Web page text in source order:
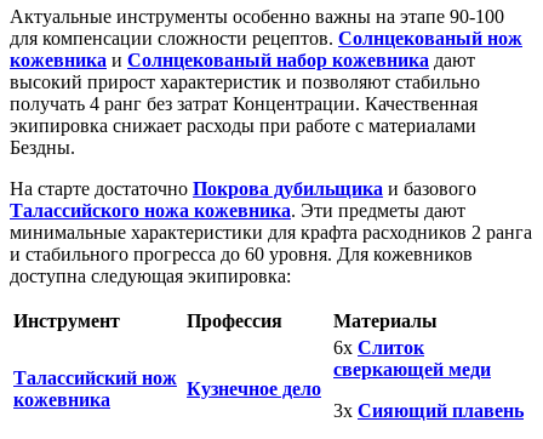
Актуальные инструменты особенно важны на этапе 90-100
для компенсации сложности рецептов. Солнцекованый нож
кожевника и Солнцекованый набор кожевника дают
высокий прирост характеристик и позволяют стабильно
получать 4 ранг без затрат Концентрации. Качественная
экипировка снижает расходы при работе с материалами
Бездны.
На старте достаточно Покрова дубильщика и базового
Талассийского ножа кожевника. Эти предметы дают
минимальные характеристики для крафта расходников 2 ранга
и стабильного прогресса до 60 уровня. Для кожевников
доступна следующая экипировка:
Инструмент Профессия Материалы
Талассийский нож
кожевника
Кузнечное дело
6x Слиток
сверкающей меди
3x Сияющий плавень